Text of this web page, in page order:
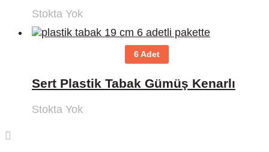
Stokta Yok
6 Adet
Sert Plastik Tabak Gümüş Kenarlı
Stokta Yok